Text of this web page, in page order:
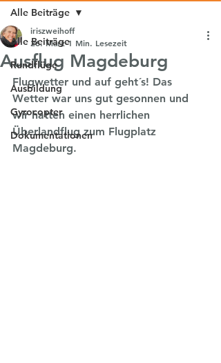
Alle Beiträge
Rundflüge
Ausbildung
Gyrocopter
Dokumentationen
Alle Beiträge
Ausflug Magdeburg
iriszweihoff
26. März 1 Min. Lesezeit
Flugwetter und auf geht´s! Das
Wetter war uns gut gesonnen und
wir hatten einen herrlichen
Überlandflug zum Flugplatz
Magdeburg.